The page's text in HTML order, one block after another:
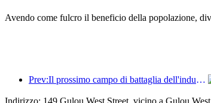
Avendo come fulcro il beneficio della popolazione,
Prev:Il prossimo campo di battaglia dell'industria alberghiera risiede nei geni sostenibili dell'arredamento
Indirizzo: 149 Gulou West Street, vicino a Gulou